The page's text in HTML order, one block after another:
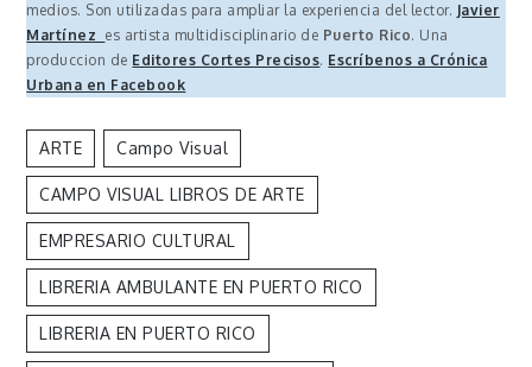
medios. Son utilizadas para ampliar la experiencia del lector. Javier
Martínez es artista multidisciplinario de Puerto Rico. Una
produccion de Editores Cortes Precisos. Escríbenos a Crónica
Urbana en Facebook
ARTE Campo Visual
CAMPO VISUAL LIBROS DE ARTE
EMPRESARIO CULTURAL
LIBRERIA AMBULANTE EN PUERTO RICO
LIBRERIA EN PUERTO RICO